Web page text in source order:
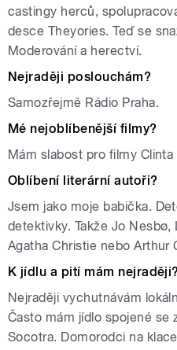
castingy herců,
desce Theyories. Teď se
Moderování a herectví.
Nejraději poslouchám?
Samozřejmě Rádio Praha.
Mé nejoblíbenější filmy?
Mám slabost pro filmy Clinta
Oblíbení literární autoři?
Jsem jako moje babička.
detektivky. Takže Jo Nesbø,
Agatha Christie nebo Arthur
K jídlu a pití mám
Nejraději vychutnávám
Často mám jídlo spojené se
Socotra. Domorodci na